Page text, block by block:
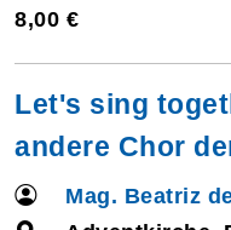
8,00 €
Let's sing
andere Chor
Mag. Beatriz